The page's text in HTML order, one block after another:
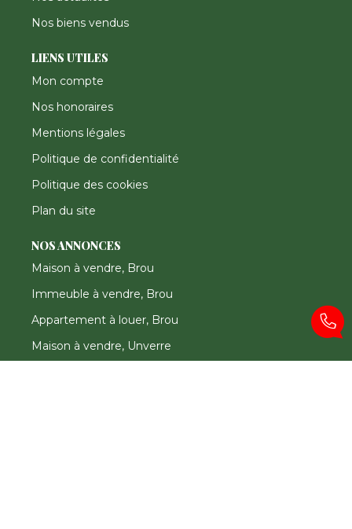
Nos biens vendus
LIENS UTILES
Mon compte
Nos honoraires
Mentions légales
Politique de confidentialité
Politique des cookies
Plan du site
NOS ANNONCES
Maison à vendre, Brou
Immeuble à vendre, Brou
Appartement à louer, Brou
Maison à vendre, Unverre